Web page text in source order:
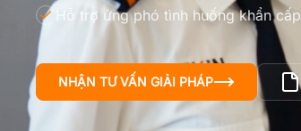
Hỗ trợ ứng phó tình huống khẩn cấp
NHẬN TƯ VẤN GIẢI PHÁP